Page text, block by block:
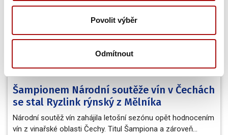
Povolit výběr
Odmítnout
Šampionem Národní soutěže vín v Čechách
se stal Ryzlink rýnský z Mělníka
Národní soutěž vín zahájila letošní sezónu opět hodnocením
vín z vinařské oblasti Čechy. Titul Šampiona a zároveň…